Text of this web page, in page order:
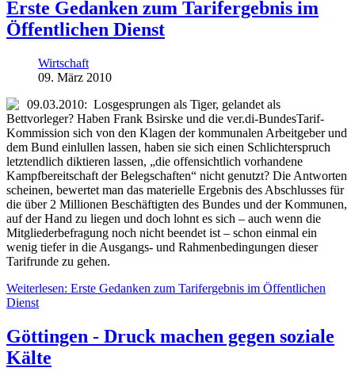
Erste Gedanken zum Tarifergebnis im
Öffentlichen Dienst
Wirtschaft
09. März 2010
09.03.2010: Losgesprungen als Tiger, gelandet als
Bettvorleger? Haben Frank Bsirske und die ver.di-BundesTarif-
Kommission sich von den Klagen der kommunalen Arbeitgeber und
dem Bund einlullen lassen, haben sie sich einen Schlichterspruch
letztendlich diktieren lassen, „die offensichtlich vorhandene
Kampfbereitschaft der Belegschaften“ nicht genutzt? Die Antworten
scheinen, bewertet man das materielle Ergebnis des Abschlusses für
die über 2 Millionen Beschäftigten des Bundes und der Kommunen,
auf der Hand zu liegen und doch lohnt es sich – auch wenn die
Mitgliederbefragung noch nicht beendet ist – schon einmal ein
wenig tiefer in die Ausgangs- und Rahmenbedingungen dieser
Tarifrunde zu gehen.
Weiterlesen: Erste Gedanken zum Tarifergebnis im Öffentlichen
Dienst
Göttingen - Druck machen gegen soziale
Kälte